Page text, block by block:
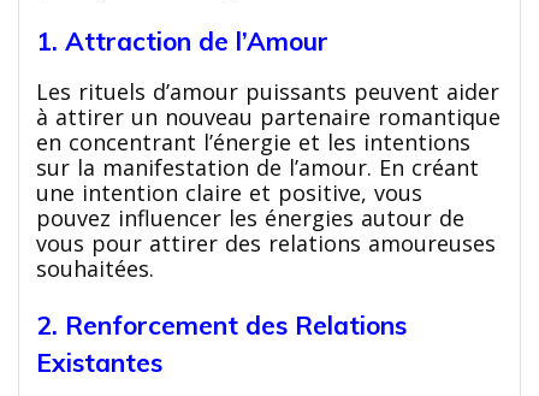
1. Attraction de l’Amour
Les rituels d’amour puissants peuvent aider
à attirer un nouveau partenaire romantique
en concentrant l’énergie et les intentions
sur la manifestation de l’amour. En créant
une intention claire et positive, vous
pouvez influencer les énergies autour de
vous pour attirer des relations amoureuses
souhaitées.
2. Renforcement des Relations
Existantes